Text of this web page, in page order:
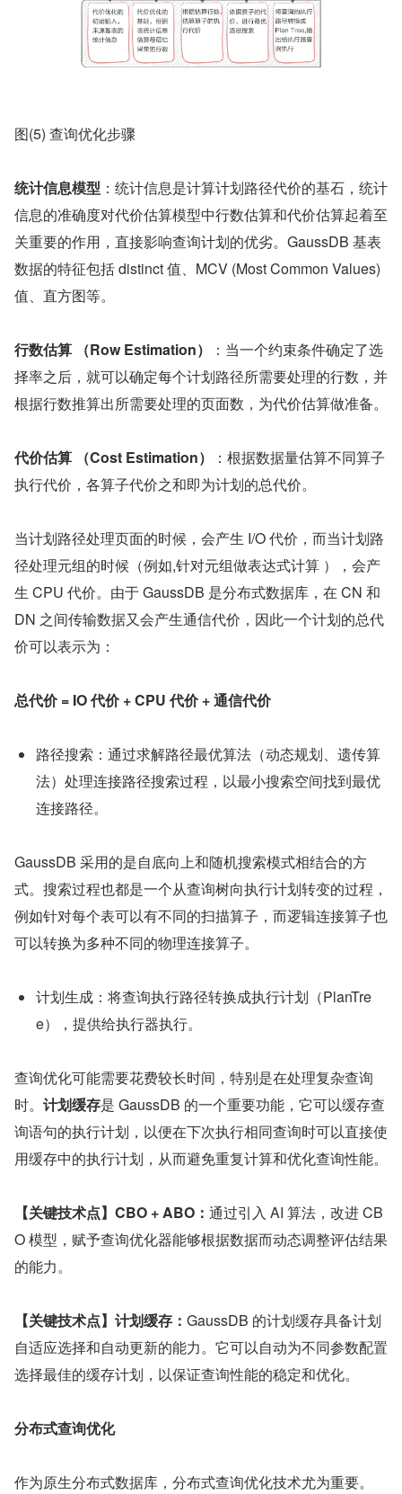
图(5) 查询优化步骤
统计信息模型 ：统计信息是计算计划路径代价的基石，统计
信息的准确度对代价估算模型中行数估算和代价估算起着至
关重要的作用，直接影响查询计划的优劣。GaussDB 基表
数据的特征包括 distinct 值、MCV (Most Common Values)
值、直方图等。
行数估算 （Row Estimation）
：当一个约束条件确定了选
择率之后，就可以确定每个计划路径所需要处理的行数，并
根据行数推算出所需要处理的页面数，为代价估算做准备。
代价估算 （Cost Estimation）
：根据数据量估算不同算子
执行代价，各算子代价之和即为计划的总代价。
当计划路径处理页面的时候，会产生 I/O 代价，而当计划路
径处理元组的时候（例如,针对元组做表达式计算 ），会产
生 CPU 代价。由于 GaussDB 是分布式数据库，在 CN 和
DN 之间传输数据又会产生通信代价，因此一个计划的总代
价可以表示为：
总代价 = IO 代价 + CPU 代价 + 通信代价
路径搜索：通过求解路径最优算法（动态规划、遗传算
法）处理连接路径搜索过程，以最小搜索空间找到最优
连接路径。
GaussDB 采用的是自底向上和随机搜索模式相结合的方
式。搜索过程也都是一个从查询树向执行计划转变的过程，
例如针对每个表可以有不同的扫描算子，而逻辑连接算子也
可以转换为多种不同的物理连接算子。
计划生成：将查询执行路径转换成执行计划（PlanTre
e），提供给执行器执行。
查询优化可能需要花费较长时间，特别是在处理复杂查询
时。 计划缓存是 GaussDB 的一个重要功能，它可以缓存查
询语句的执行计划，以便在下次执行相同查询时可以直接使
用缓存中的执行计划，从而避免重复计算和优化查询性能。
【关键技术点】CBO + ABO： 通过引入 AI 算法，改进 CB
O 模型，赋予查询优化器能够根据数据而动态调整评估结果
的能力。
【关键技术点】计划缓存： GaussDB 的计划缓存具备计划
自适应选择和自动更新的能力。它可以自动为不同参数配置
选择最佳的缓存计划，以保证查询性能的稳定和优化。
分布式查询优化
作为原生分布式数据库，分布式查询优化技术尤为重要。